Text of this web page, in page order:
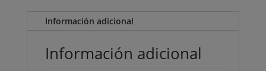
Información adicional
Información adicional